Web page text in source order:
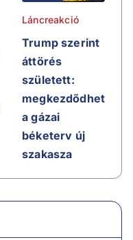
Láncreakció
Trump szerint
áttörés
született:
megkezdődhet
a gázai
béketerv új
szakasza